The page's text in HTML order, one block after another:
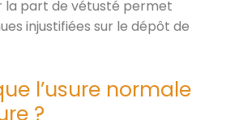
part de vétusté permet
injustifiées sur le dépôt de
l’usure normale
?